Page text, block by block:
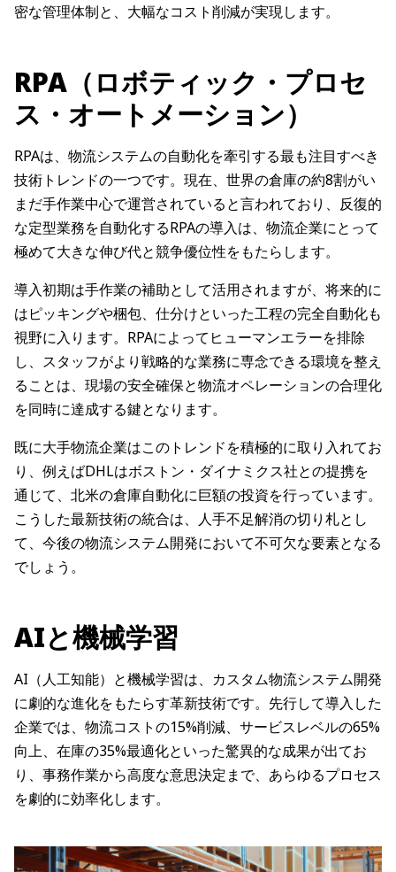
密な管理体制と、大幅なコスト削減が実現します。
RPA（ロボティック・プロセ
ス・オートメーション）
RPAは、物流システムの自動化を牽引する最も注目すべき
技術トレンドの一つです。現在、世界の倉庫の約8割がい
まだ手作業中心で運営されていると言われており、反復的
な定型業務を自動化するRPAの導入は、物流企業にとって
極めて大きな伸び代と競争優位性をもたらします。
導入初期は手作業の補助として活用されますが、将来的に
はピッキングや梱包、仕分けといった工程の完全自動化も
視野に入ります。RPAによってヒューマンエラーを排除
し、スタッフがより戦略的な業務に専念できる環境を整え
ることは、現場の安全確保と物流オペレーションの合理化
を同時に達成する鍵となります。
既に大手物流企業はこのトレンドを積極的に取り入れてお
り、例えばDHLはボストン・ダイナミクス社との提携を
通じて、北米の倉庫自動化に巨額の投資を行っています。
こうした最新技術の統合は、人手不足解消の切り札とし
て、今後の物流システム開発において不可欠な要素となる
でしょう。
AIと機械学習
AI（人工知能）と機械学習は、カスタム物流システム開発
に劇的な進化をもたらす革新技術です。先行して導入した
企業では、物流コストの15%削減、サービスレベルの65%
向上、在庫の35%最適化といった驚異的な成果が出てお
り、事務作業から高度な意思決定まで、あらゆるプロセス
を劇的に効率化します。